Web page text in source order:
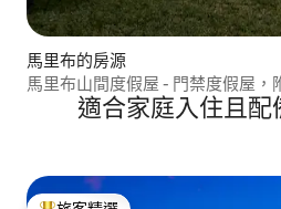
馬里布的房源
馬里布山間度假屋 - 門禁度假屋，
適合家庭入住且配